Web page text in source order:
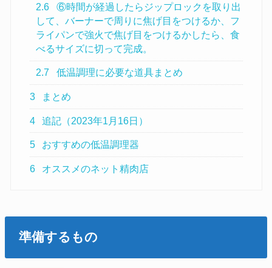
2.6
⑥時間が経過したらジップロックを取り出
して、バーナーで周りに焦げ目をつけるか、フ
ライパンで強火で焦げ目をつけるかしたら、食
べるサイズに切って完成。
2.7 低温調理に必要な道具まとめ
3 まとめ
4 追記（2023年1月16日）
5 おすすめの低温調理器
6 オススメのネット精肉店
準備するもの